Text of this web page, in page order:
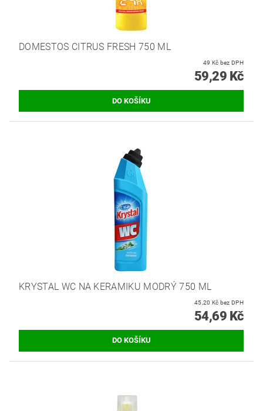
DOMESTOS CITRUS FRESH 750 ML
49 Kč bez DPH
59,29 Kč
KRYSTAL WC NA KERAMIKU MODRÝ 750 ML
45,20 Kč bez DPH
54,69 Kč